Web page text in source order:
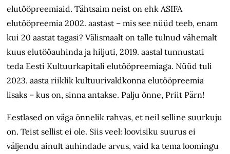
elutööpreemiaid. Tähtsaim neist on ehk ASIFA
elutööpreemia 2002. aastast – mis see nüüd teeb, enam
kui 20 aastat tagasi? Välismaalt on talle tulnud vähemalt
kuus elutöö­auhinda ja hiljuti, 2019. aastal tunnustati
teda Eesti Kultuurkapitali elutöö­preemiaga. Nüüd tuli
2023. aasta riiklik kultuurivaldkonna elutööpreemia
lisaks – kus on, sinna antakse. Palju õnne, Priit Pärn!
Eestlased on väga õnnelik rahvas, et neil selline suurkuju
on. Teist sellist ei ole. Siis veel: loovisiku suurus ei
väljendu ainult auhindade arvus, vaid ka tema loomingu